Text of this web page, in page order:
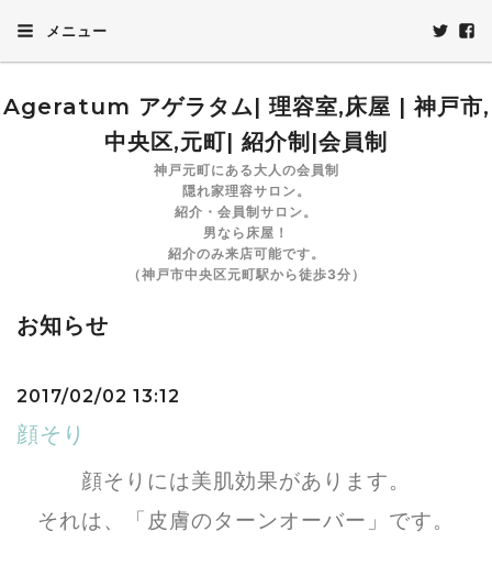
メニュー
Ageratum アゲラタム| 理容室,床屋 | 神戸市,
中央区,元町| 紹介制|会員制
神戸元町にある大人の会員制
隠れ家理容サロン。
紹介・会員制サロン。
男なら床屋！
紹介のみ来店可能です。
（神戸市中央区元町駅から徒歩3分）
お知らせ
2017/02/02 13:12
顔そり
顔そりには美肌効果があります。
それは、「皮膚のターンオーバー」です。